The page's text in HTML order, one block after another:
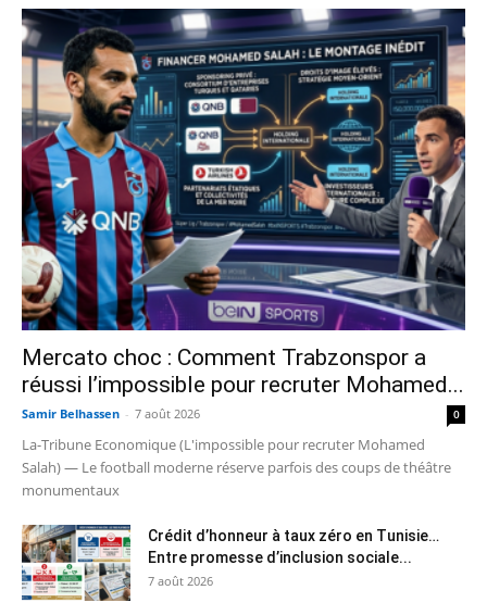
Mercato choc : Comment Trabzonspor a
réussi l’impossible pour recruter Mohamed...
Samir Belhassen - 7 août 2026 0
La-Tribune Economique (L'impossible pour recruter Mohamed
Salah) — Le football moderne réserve parfois des coups de théâtre
monumentaux
Crédit d’honneur à taux zéro en Tunisie…
Entre promesse d’inclusion sociale...
7 août 2026